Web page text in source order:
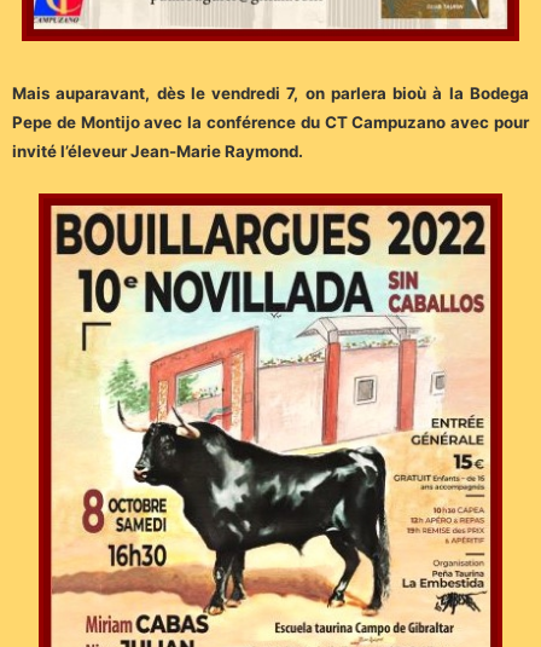
Mais auparavant, dès le vendredi 7, on parlera bioù à la Bodega
Pepe de Montijo avec la conférence du CT Campuzano avec pour
invité l’éleveur Jean-Marie Raymond.